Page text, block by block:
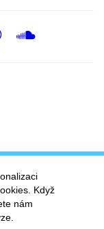
Podcast
Když
nám